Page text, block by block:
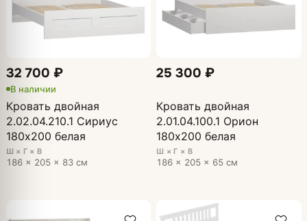
32 700 ₽
В наличии
Кровать двойная
2.02.04.210.1 Сириус
180х200 белая
Ш × Г × В
186 × 205 × 83 см
25 300 ₽
Кровать двойная
2.01.04.100.1 Орион
180х200 белая
Ш × Г × В
186 × 205 × 65 см